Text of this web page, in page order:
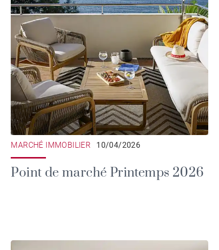
MARCHÉ IMMOBILIER 10/04/2026
Point de marché Printemps 2026